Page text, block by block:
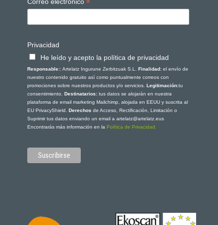
*
Privacidad
He leído y acepto la política de privacidad
Responsable:: Artelatz Ingurune Zerbitzuak S.L. Finalidad:el envío de
nuestro contenido gratuito así como puntualmente correos con
promociones sobre nuestros productos y/o servicios. Legitimación:tu
consentimiento. Destinatarios: tus datos se alojarán en nuestra
plataforma de email marketing Mailchimp, alojada en EEUU y suscrita al
EU PrivacyShield. Derechos de Acceso, Rectificación, Limitación o
Suprimir tus datos enviando un email a artelatz@artelatz.eus
Encontrarás más información en la Política de Privacidad.